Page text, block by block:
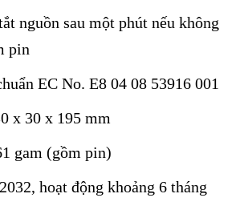
nguồn sau một phút nếu không
pin
EC No. E8 04 08 53916 001
30 x 30 x 195 mm
gam (gồm pin)
hoạt động khoảng 6 tháng